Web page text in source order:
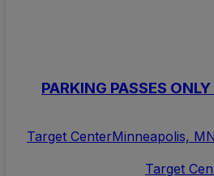
PARKING PASSES
Target Center
Target